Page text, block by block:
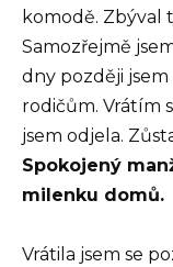
komodě. Zbýval
Samozřejmě
dny později
rodičům. Vrátím
jsem odjela.
Spokojený
milenku domů.
Vrátila jsem se